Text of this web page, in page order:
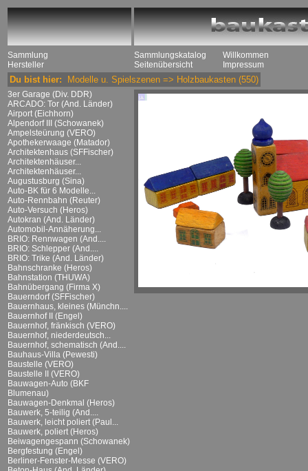
Sammlung
Hersteller
Sammlungskatalog
Seitenübersicht
Willkommen
Impressum
Du bist hier: Modelle u. Spielszenen => Holzbaukasten (550)
3er Garage (Div. DDR)
ARCADO: Tor (And. Länder)
Airport (Eichhorn)
Alpendorf III (Schowanek)
Ampelsteürung (VERO)
Apothekerwaage (Matador)
Architektenhaus (SFFischer)
Architektenhäuser...
Architektenhäuser...
Augustusburg (Sina)
Auto-BK für 6 Modelle...
Auto-Rennbahn (Reuter)
Auto-Versuch (Heros)
Autokran (And. Länder)
Automobil-Annäherung...
BRIO: Rennwagen (And....
BRIO: Schlepper (And....
BRIO: Trike (And. Länder)
Bahnschranke (Heros)
Bahnstation (THUWA)
Bahnübergang (Firma X)
Bauerndorf (SFFischer)
Bauernhaus, kleines (Münchn....
Bauernhof II (Engel)
Bauernhof, fränkisch (VERO)
Bauernhof, niederdeutsch...
Bauernhof, schematisch (And....
Bauhaus-Villa (Pewesti)
Baustelle (VERO)
Baustelle II (VERO)
Bauwagen-Auto (BKF
Blumenau)
Bauwagen-Denkmal (Heros)
Bauwerk, 5-teilig (And....
Bauwerk, leicht poliert (Paul...
Bauwerk, poliert (Heros)
Beiwagengespann (Schowanek)
Bergfestung (Engel)
Berliner-Fenster-Messe (VERO)